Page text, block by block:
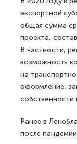
экспортной
общая сумма
проекта,
В частности,
возможность
на
оформление,
собственности
Ранее в
после пандемии